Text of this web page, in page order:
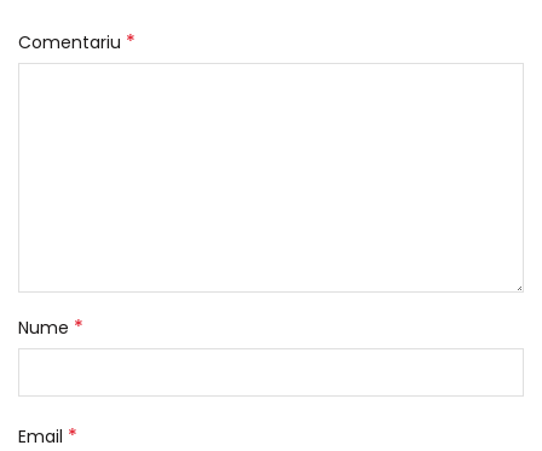
Comentariu *
Nume *
Email *